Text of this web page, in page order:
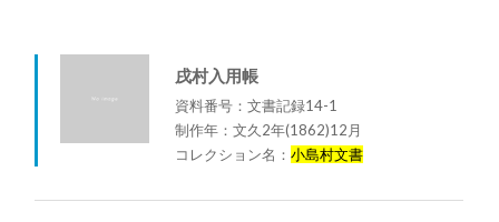
戌村入用帳
資料番号：文書記録14-1
制作年：文久2年(1862)12月
コレクション名：小島村文書